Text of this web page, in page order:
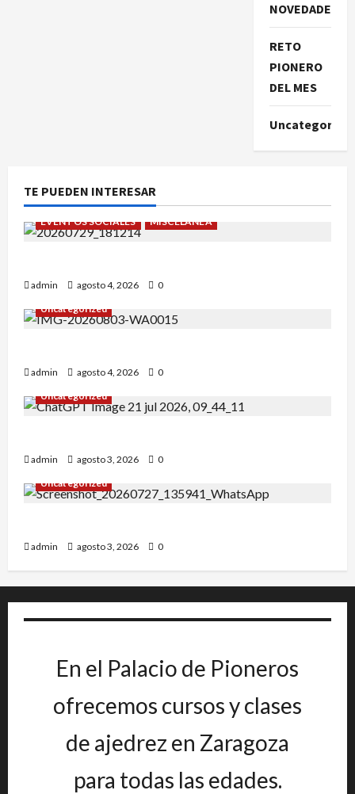
NOVEDADES
RETO
PIONERO
DEL MES
Uncategorized
TE PUEDEN INTERESAR
EVENTOS SOCIALES MISCELÁNEA
admin agosto 4, 2026
0
Uncategorized
admin agosto 4, 2026
0
Uncategorized
admin agosto 3, 2026
0
Uncategorized
admin agosto 3, 2026 0
En el Palacio de Pioneros
ofrecemos cursos y clases
de ajedrez en Zaragoza
para todas las edades.